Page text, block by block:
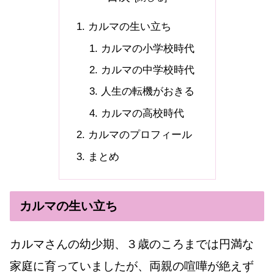
カルマの生い立ち
カルマの小学校時代
カルマの中学校時代
人生の転機がおきる
カルマの高校時代
カルマのプロフィール
まとめ
カルマの生い立ち
カルマさんの幼少期、３歳のころまでは円満な
家庭に育っていましたが、両親の喧嘩が絶えず